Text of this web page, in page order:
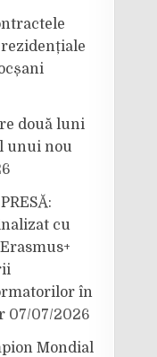
două luni
unui nou
cu
în
07/07/2026
Mondial